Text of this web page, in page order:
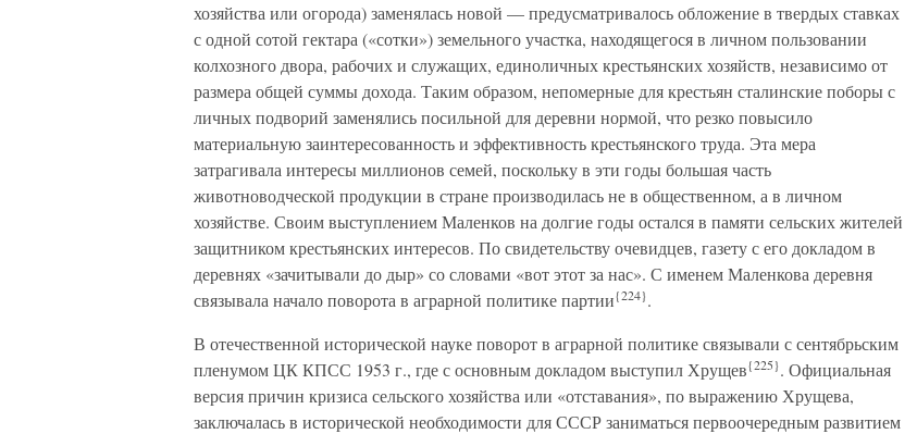
хозяйства или огорода) заменялась новой — предусматривалось обложение в твердых ставках
с одной сотой гектара («сотки») земельного участка, находящегося в личном пользовании
колхозного двора, рабочих и служащих, единоличных крестьянских хозяйств, независимо от
размера общей суммы дохода. Таким образом, непомерные для крестьян сталинские поборы с
личных подворий заменялись посильной для деревни нормой, что резко повысило
материальную заинтересованность и эффективность крестьянского труда. Эта мера
затрагивала интересы миллионов семей, поскольку в эти годы большая часть
животноводческой продукции в стране производилась не в общественном, а в личном
хозяйстве. Своим выступлением Маленков на долгие годы остался в памяти сельских жителей
защитником крестьянских интересов. По свидетельству очевидцев, газету с его докладом в
деревнях «зачитывали до дыр» со словами «вот этот за нас». С именем Маленкова деревня
связывала начало поворота в аграрной политике партии{224}.
В отечественной исторической науке поворот в аграрной политике связывали с сентябрьским
пленумом ЦК КПСС 1953 г., где с основным докладом выступил Хрущев{225}. Официальная
версия причин кризиса сельского хозяйства или «отставания», по выражению Хрущева,
заключалась в исторической необходимости для СССР заниматься первоочередным развитием